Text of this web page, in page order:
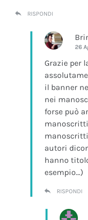
RISPONDI
26
Grazie per
il banner
nei
forse può
manoscritti
autori
hanno
esempio…)
RISPONDI